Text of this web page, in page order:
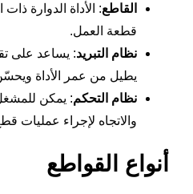
القاطع: الأداة الدوارة
قطعة العمل.
نظام التبريد: يساعد على
يطيل من عمر الأداة
نظام التحكم: يمكن
والاتجاه لإجراء عمليات
أنواع القواطع